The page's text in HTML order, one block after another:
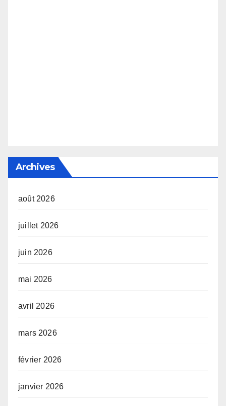
Archives
août 2026
juillet 2026
juin 2026
mai 2026
avril 2026
mars 2026
février 2026
janvier 2026